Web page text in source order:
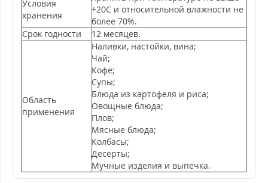
Условия
хранения
+20С и относительной влажности не
более 70%.
Срок годности
12 месяцев.
Область
применения
Наливки, настойки, вина;
Чай;
Кофе;
Супы;
Блюда из картофеля и риса;
Овощные блюда;
Плов;
Мясные блюда;
Колбасы;
Десерты;
Мучные изделия и выпечка.